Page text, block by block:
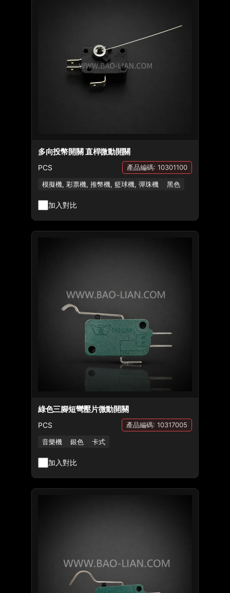
多向投幣開關 直桿微動開關
PCS 產品編碼: 10301100
模擬機, 彩票機, 推幣機, 籃球機, 彈珠機 黑色
加入對比
綠色三腳短彎壓片微動開關
PCS 產品編碼: 10317005
音樂機 銀色 卡式
加入對比